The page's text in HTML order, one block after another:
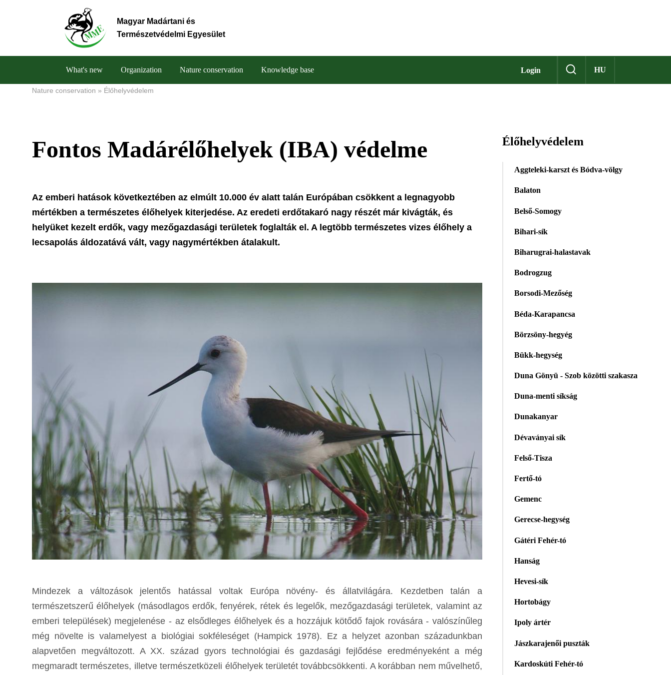
Magyar Madártani és
Természetvédelmi Egyesület
Login HU
Main
What's new Organization Nature conservation Knowledge base
Nature conservation Élőhelyvédelem
Fontos Madárélőhelyek (IBA) védelme
Az emberi hatások következtében az elmúlt 10.000 év alatt talán Európában csökkent a legnagyobb
mértékben a természetes élőhelyek kiterjedése. Az eredeti erdőtakaró nagy részét már kivágták, és
helyüket kezelt erdők, vagy mezőgazdasági területek foglalták el. A legtöbb természetes vizes élőhely a
lecsapolás áldozatává vált, vagy nagymértékben átalakult.
Mindezek a változások jelentős hatással voltak Európa növény- és állatvilágára. Kezdetben talán a
természetszerű élőhelyek (másodlagos erdők, fenyérek, rétek és legelők, mezőgazdasági területek, valamint az
emberi települések) megjelenése - az elsődleges élőhelyek és a hozzájuk kötődő fajok rovására - valószínűleg
még növelte is valamelyest a biológiai sokféleséget (Hampick 1978). Ez a helyzet azonban századunkban
alapvetően megváltozott. A XX. század gyors technológiai és gazdasági fejlődése eredményeként a még
megmaradt természetes, illetve természetközeli élőhelyek területét továbbcsökkenti. A korábban nem művelhető,
Élőhelyvédelem
Aggteleki-karszt és Bódva-völgy
Balaton
Belső-Somogy
Bihari-sík
Biharugrai-halastavak
Bodrogzug
Borsodi-Mezőség
Béda-Karapancsa
Börzsöny-hegyég
Bükk-hegység
Duna Gönyü - Szob közötti szakasza
Duna-menti síkság
Dunakanyar
Dévaványai sík
Felső-Tisza
Fertő-tó
Gemenc
Gerecse-hegység
Gátéri Fehér-tó
Hanság
Hevesi-sík
Hortobágy
Ipoly ártér
Jászkarajenői puszták
Kardoskúti Fehér-tó